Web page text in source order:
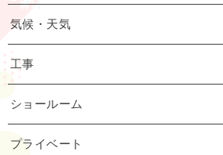
気候・天気
工事
ショールーム
プライベート